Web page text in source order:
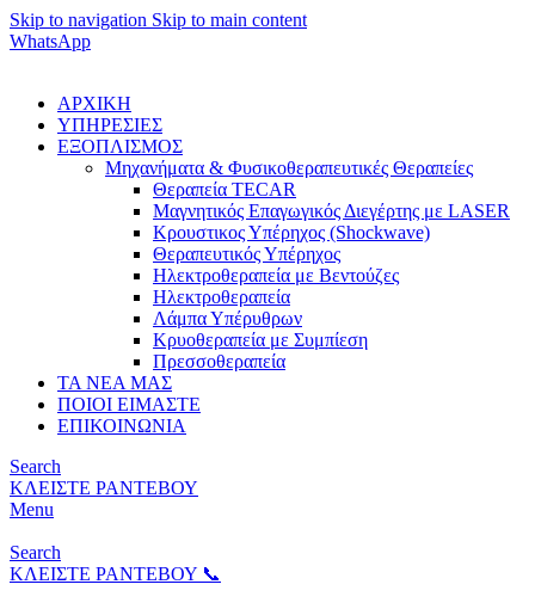
Skip to navigation Skip to main content
WhatsApp
ΑΡΧΙΚΗ
ΥΠΗΡΕΣΙΕΣ
ΕΞΟΠΛΙΣΜΟΣ
Μηχανήματα & Φυσικοθεραπευτικές Θεραπείες
Θεραπεία TECAR
Μαγνητικός Επαγωγικός Διεγέρτης με LASER
Κρουστικος Υπέρηχος (Shockwave)
Θεραπευτικός Υπέρηχος
Ηλεκτροθεραπεία με Βεντούζες
Ηλεκτροθεραπεία
Λάμπα Υπέρυθρων
Κρυοθεραπεία με Συμπίεση
Πρεσσοθεραπεία
ΤΑ ΝΕΑ ΜΑΣ
ΠΟΙΟΙ ΕΙΜΑΣΤΕ
ΕΠΙΚΟΙΝΩΝΙΑ
Search
ΚΛΕΙΣΤΕ ΡΑΝΤΕΒΟΥ
Menu
Search
ΚΛΕΙΣΤΕ ΡΑΝΤΕΒΟΥ 📞